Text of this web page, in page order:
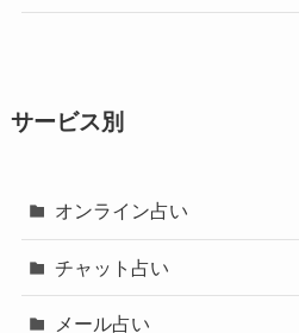
サービス別
オンライン占い
チャット占い
メール占い